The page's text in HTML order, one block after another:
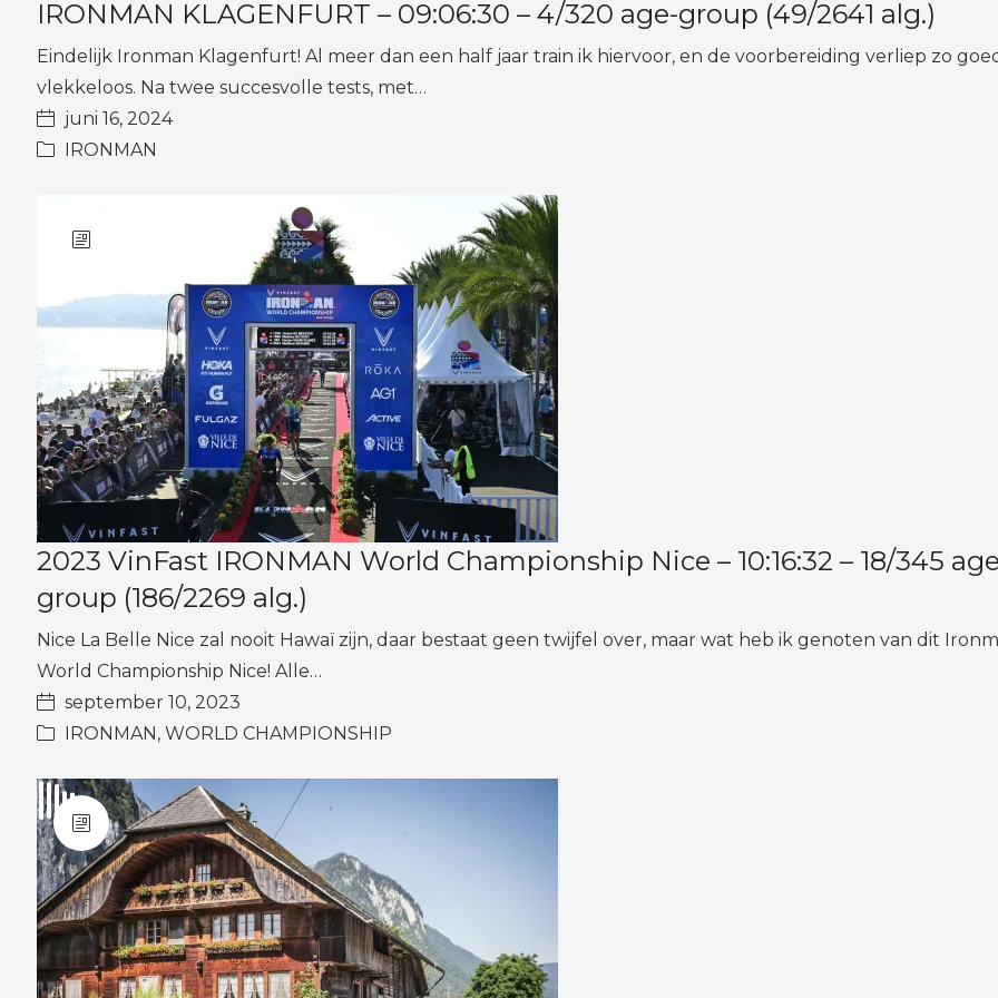
IRONMAN KLAGENFURT – 09:06:30 – 4/320 age-group (49/2641 alg.)
Eindelijk Ironman Klagenfurt! Al meer dan een half jaar train ik hiervoor, en de voorbereiding verliep zo
vlekkeloos. Na twee succesvolle tests, met…
juni 16, 2024
IRONMAN
2023 VinFast IRONMAN World Championship Nice – 10:16:32 – 18/345
group (186/2269 alg.)
Nice La Belle Nice zal nooit Hawaï zijn, daar bestaat geen twijfel over, maar wat heb ik genoten van dit
World Championship Nice! Alle…
september 10, 2023
IRONMAN, WORLD CHAMPIONSHIP